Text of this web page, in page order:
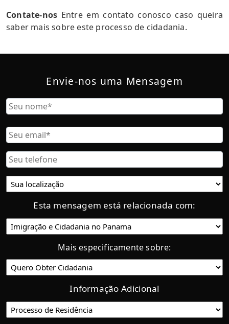
Contate-nos Entre em contato conosco caso queira
saber mais sobre este processo de cidadania.
Envie-nos uma Mensagem
Nombre
Correo
Electrónico
Teléfono
Ubicación
actual:
Esta mensagem está relacionada com:
Categoría
Mais especificamente sobre:
Informação Adicional
Proceso
de